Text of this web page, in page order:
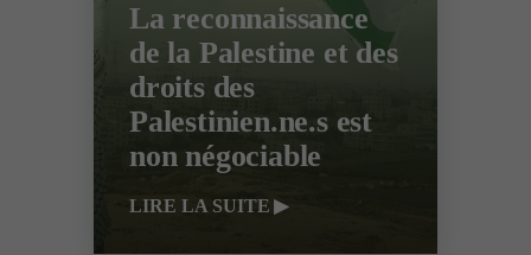
La reconnaissance
de la Palestine et des
droits des
Palestinien.ne.s est
non négociable
LIRE LA SUITE